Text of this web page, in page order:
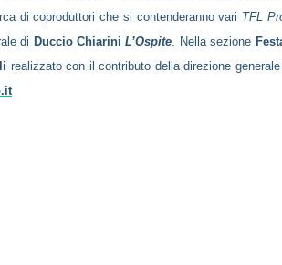
di coproduttori che si contenderanno vari TFL
di Duccio ChiariniL’Ospite . Nella sezione
realizzato con il contributo della direzione